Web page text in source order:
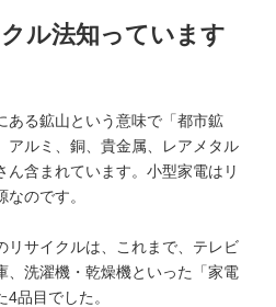
ル法知っています
ある鉱山という意味で「都市鉱
アルミ、銅、貴金属、レアメタル
ん含まれています。小型家電はリ
のです。
リサイクルは、これまで、テレビ
、洗濯機・乾燥機といった「家電
品目でした。